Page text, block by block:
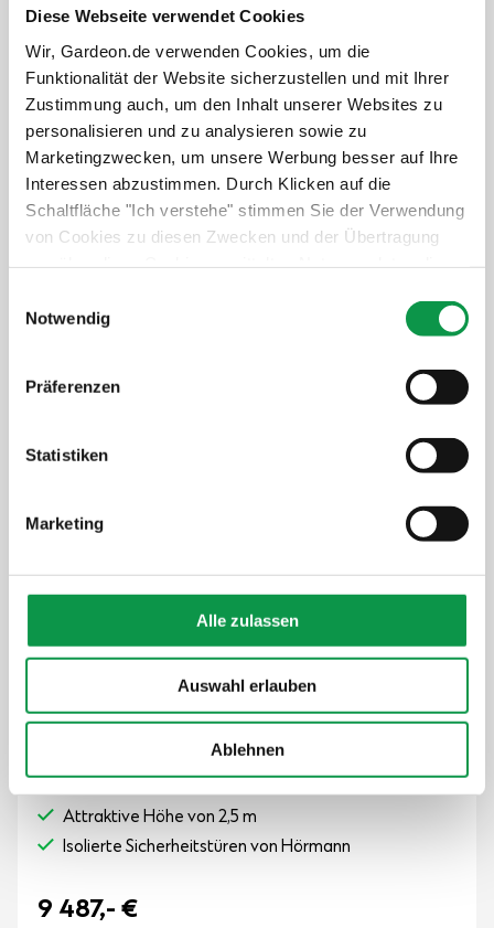
Diese Webseite verwendet Cookies
Wir, Gardeon.de verwenden Cookies, um die
Funktionalität der Website sicherzustellen und mit Ihrer
Zustimmung auch, um den Inhalt unserer Websites zu
personalisieren und zu analysieren sowie zu
Marketingzwecken, um unsere Werbung besser auf Ihre
Interessen abzustimmen. Durch Klicken auf die
Schaltfläche "Ich verstehe" stimmen Sie der Verwendung
von Cookies zu diesen Zwecken und der Übertragung
Werbung in sozialen Netzwerken und Werbenetzwerken
auf anderen Websites zu. Diese Zustimmung ist freiwillig
Informationen zu den verwendeten Cookies, zu Ihren
der Verwendung von Cookies nicht oder nur teilweise
zuzustimmen, finden Sie unter dem Link „Detaillierte
Notwendig
Präferenzen
Statistiken
Marketing
Alle zulassen
Auswahl erlauben
Ablehnen
Details anzeigen
GARDEON® Gartenhaus mit Hörmann-Tür,
zwei Lichtbändern und überdachtem
Bereich
3 m x 2 m+ Carport
Isoliertes Dach im Preis enthalten
Dachträger in RAL-Farbe
Attraktive Höhe von 2,5 m
Isolierte Sicherheitstüren von Hörmann
9 487,- €